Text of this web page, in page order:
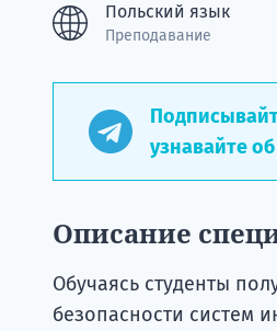
Польский язык
Преподавание
узнавайте
Описание
Обучаясь студенты
безопасности систем